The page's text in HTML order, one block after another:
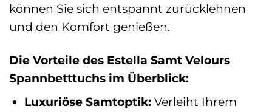
können Sie sich entspannt zurücklehnen
und den Komfort genießen.
Die Vorteile des Estella Samt Velours
Spannbetttuchs im Überblick:
Luxuriöse Samtoptik: Verleiht Ihrem